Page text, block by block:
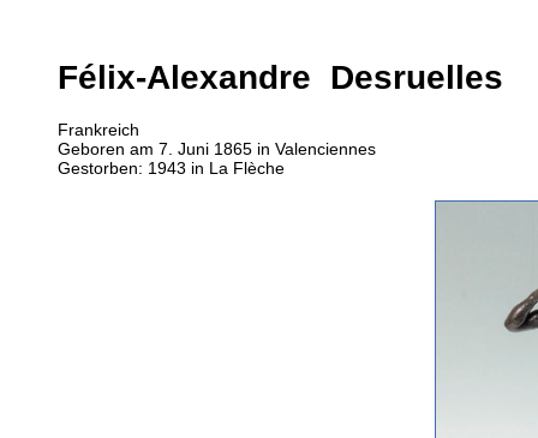
Félix-Alexandre Desruelles
Frankreich
Geboren am 7. Juni 1865 in Valenciennes
Gestorben: 1943 in La Flèche